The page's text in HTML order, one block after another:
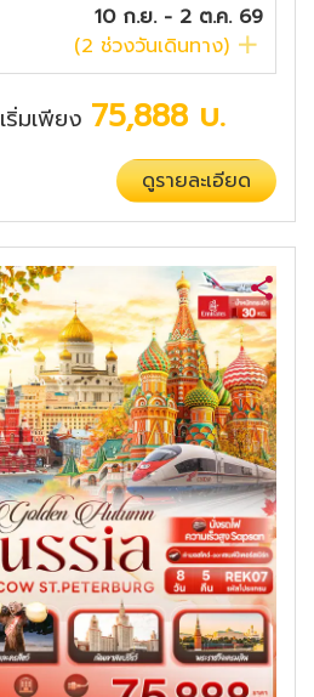
10 ก.ย. - 2 ต.ค. 69
(2 ช่วงวันเดินทาง)
เริ่มเพียง 75,888 บ.
ดูรายละเอียด